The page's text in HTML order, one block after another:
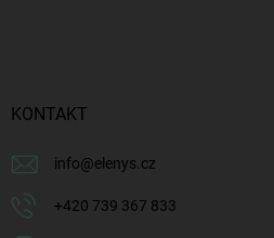
KONTAKT
info@elenys.cz
+420 739 367 833